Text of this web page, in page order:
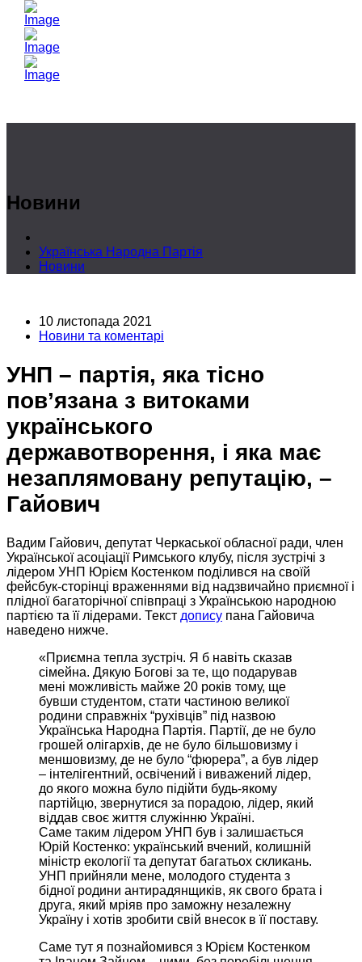
Новини
Українська Народна Партія
Новини
10 листопада 2021
Новини та коментарі
УНП – партія, яка тісно
пов’язана з витоками
українського
державотворення, і яка має
незаплямовану репутацію, –
Гайович
Вадим Гайович, депутат Черкаської обласної ради, член
Української асоціації Римського клубу, після зустрічі з
лідером УНП Юрієм Костенком поділився на своїй
фейсбук-сторінці враженнями від надзвичайно приємної і
плідної багаторічної співпраці з Українською народною
партією та її лідерами. Текст допису пана Гайовича
наведено нижче.
«Приємна тепла зустріч. Я б навіть сказав
сімейна. Дякую Богові за те, що подарував
мені можливість майже 20 років тому, ще
бувши студентом, стати частиною великої
родини справжніх “рухівців” під назвою
Українська Народна Партія. Партії, де не було
грошей олігархів, де не було більшовизму і
меншовизму, де не було “фюрера”, а був лідер
– інтелігентний, освічений і виважений лідер,
до якого можна було підійти будь-якому
партійцю, звернутися за порадою, лідер, який
віддав своє життя служінню Україні.
Саме таким лідером УНП був і залишається
Юрій Костенко: український вчений, колишній
міністр екології та депутат багатьох скликань.
УНП прийняли мене, молодого студента з
бідної родини антирадянщиків, як свого брата і
друга, який мріяв про заможну незалежну
Україну і хотів зробити свій внесок в її поставу.
Саме тут я познайомився з Юрієм Костенком